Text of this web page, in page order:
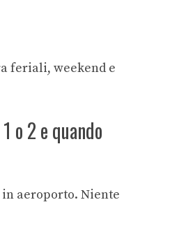
feriali, weekend e
o 2 e quando
in aeroporto. Niente